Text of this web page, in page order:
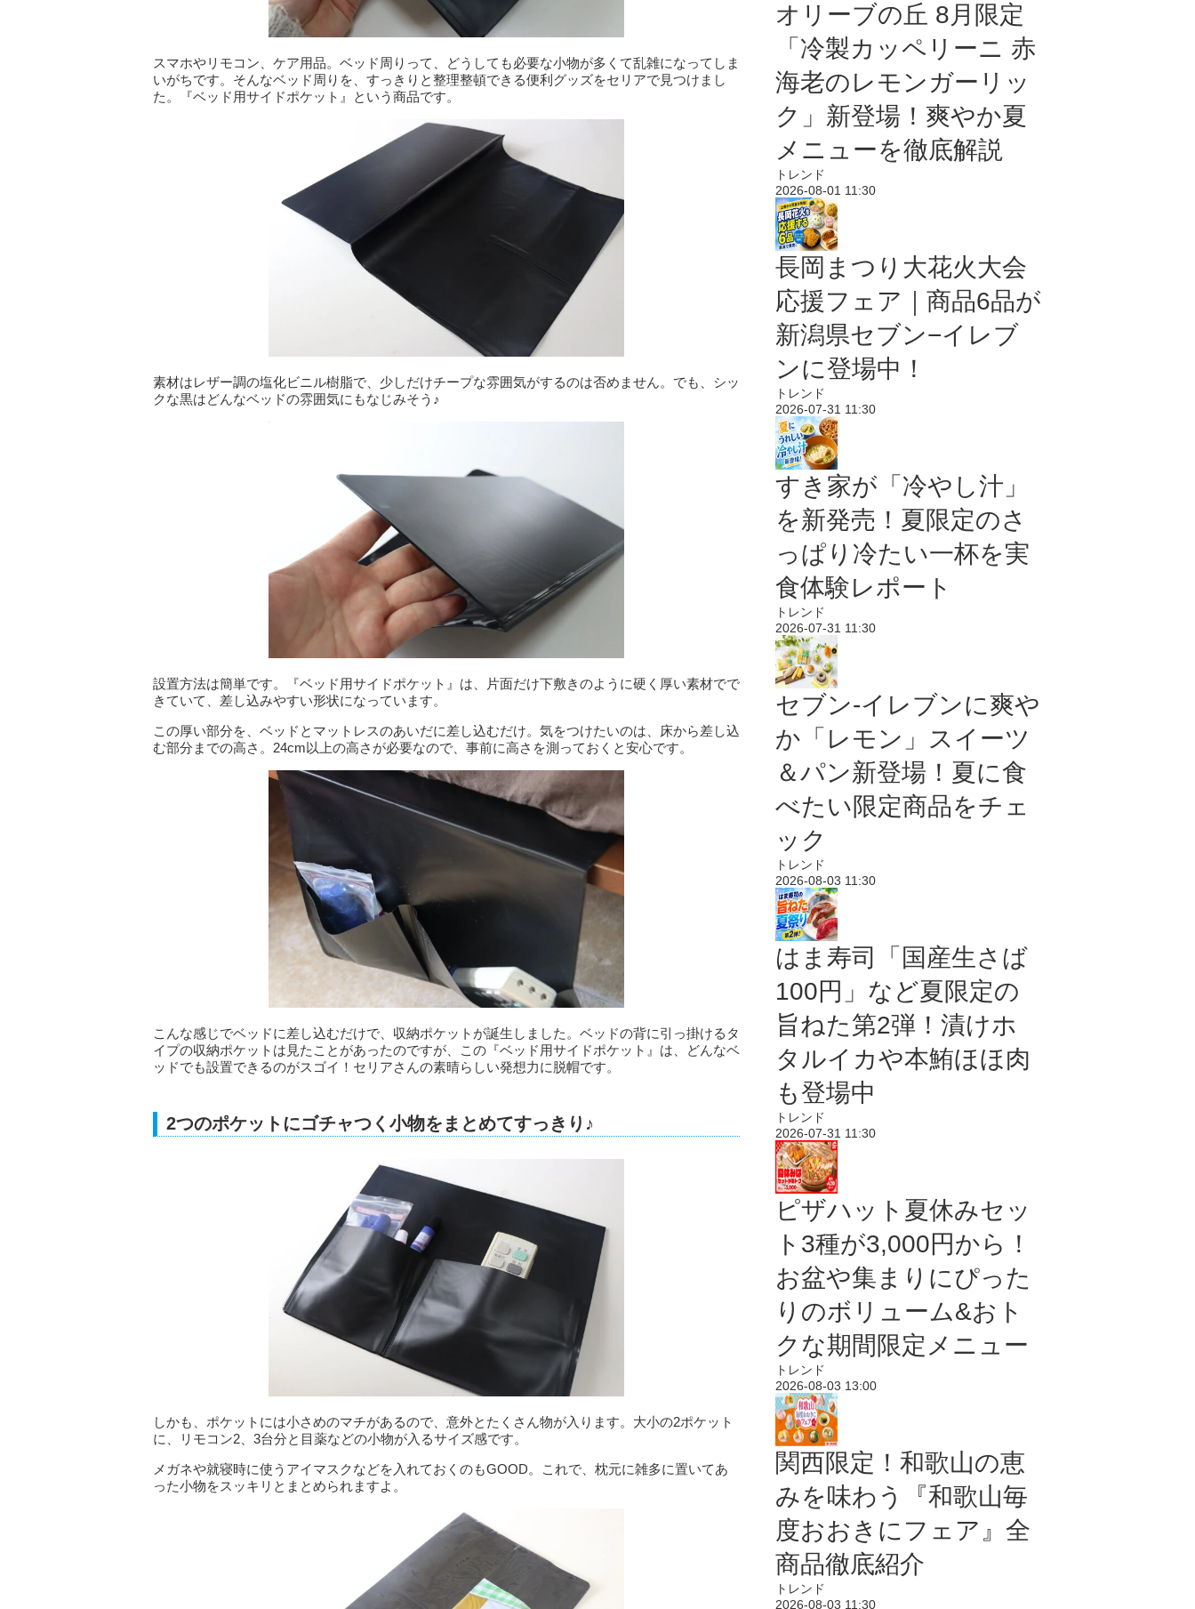
スマホやリモコン、ケア用品。ベッド周りって、どうしても必要な小物が多くて乱雑になってしま
いがちです。そんなベッド周りを、すっきりと整理整頓できる便利グッズをセリアで見つけまし
た。『ベッド用サイドポケット』という商品です。
素材はレザー調の塩化ビニル樹脂で、少しだけチープな雰囲気がするのは否めません。でも、シッ
クな黒はどんなベッドの雰囲気にもなじみそう♪
設置方法は簡単です。『ベッド用サイドポケット』は、片面だけ下敷きのように硬く厚い素材でで
きていて、差し込みやすい形状になっています。
この厚い部分を、ベッドとマットレスのあいだに差し込むだけ。気をつけたいのは、床から差し込
む部分までの高さ。24cm以上の高さが必要なので、事前に高さを測っておくと安心です。
こんな感じでベッドに差し込むだけで、収納ポケットが誕生しました。ベッドの背に引っ掛けるタ
イプの収納ポケットは見たことがあったのですが、この『ベッド用サイドポケット』は、どんなベ
ッドでも設置できるのがスゴイ！セリアさんの素晴らしい発想力に脱帽です。
2つのポケットにゴチャつく小物をまとめてすっきり♪
しかも、ポケットには小さめのマチがあるので、意外とたくさん物が入ります。大小の2ポケット
に、リモコン2、3台分と目薬などの小物が入るサイズ感です。
メガネや就寝時に使うアイマスクなどを入れておくのもGOOD。これで、枕元に雑多に置いてあ
った小物をスッキリとまとめられますよ。
オリーブの丘 8月限定
「冷製カッペリーニ 赤
海老のレモンガーリッ
ク」新登場！爽やか夏
メニューを徹底解説
トレンド
2026-08-01 11:30
長岡まつり大花火大会
応援フェア｜商品6品が
新潟県セブン−イレブ
ンに登場中！
トレンド
2026-07-31 11:30
すき家が「冷やし汁」
を新発売！夏限定のさ
っぱり冷たい一杯を実
食体験レポート
トレンド
2026-07-31 11:30
セブン‐イレブンに爽や
か「レモン」スイーツ
＆パン新登場！夏に食
べたい限定商品をチェ
ック
トレンド
2026-08-03 11:30
はま寿司「国産生さば
100円」など夏限定の
旨ねた第2弾！漬けホ
タルイカや本鮪ほほ肉
も登場中
トレンド
2026-07-31 11:30
ピザハット夏休みセッ
ト3種が3,000円から！
お盆や集まりにぴった
りのボリューム&おト
クな期間限定メニュー
トレンド
2026-08-03 13:00
関西限定！和歌山の恵
みを味わう『和歌山毎
度おおきにフェア』全
商品徹底紹介
トレンド
2026-08-03 11:30